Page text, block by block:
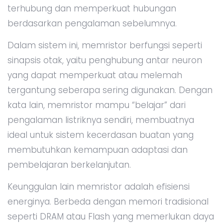
terhubung dan memperkuat hubungan
berdasarkan pengalaman sebelumnya.
Dalam sistem ini, memristor berfungsi seperti
sinapsis otak, yaitu penghubung antar neuron
yang dapat memperkuat atau melemah
tergantung seberapa sering digunakan. Dengan
kata lain, memristor mampu “belajar” dari
pengalaman listriknya sendiri, membuatnya
ideal untuk sistem kecerdasan buatan yang
membutuhkan kemampuan adaptasi dan
pembelajaran berkelanjutan.
Keunggulan lain memristor adalah efisiensi
energinya. Berbeda dengan memori tradisional
seperti DRAM atau Flash yang memerlukan daya